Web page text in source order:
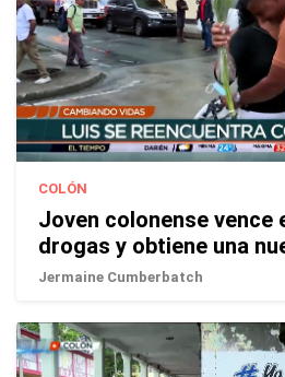
COLÓN
Joven colonense vence
drogas y obtiene una
Jermaine Cumberbatch